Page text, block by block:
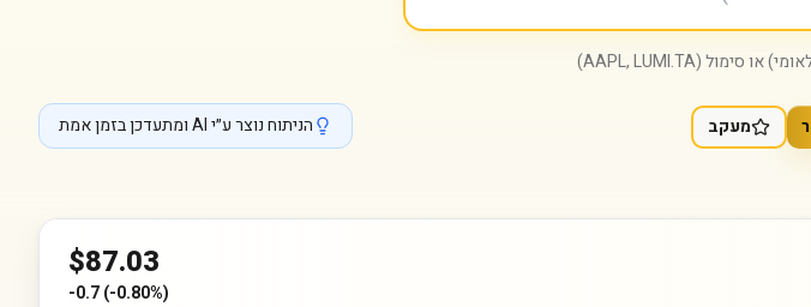
מעקב הניתוח נוצר ע״י AI ומתעדכן בזמן אמת
$87.03
-0.7(-0.80%)